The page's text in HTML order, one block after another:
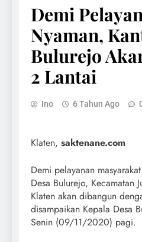
Demi
Nyaman,
Bulurejo
2 Lantai
Ino 6 Tahun Ago
Klaten, saktenane.com
Demi pelayanan
Desa Bulurejo, Kecamatan
Klaten akan dibangun
disampaikan Kepala Desa
Senin (09/11/2020) pagi.